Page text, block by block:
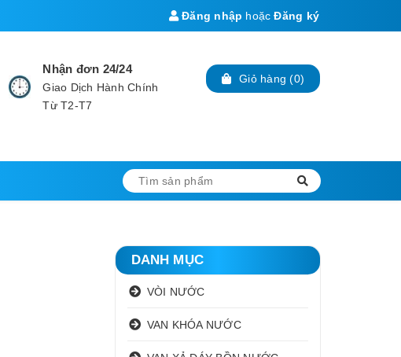
Đăng nhập hoặc Đăng ký
Nhận đơn 24/24
Giao Dịch Hành Chính
Từ T2-T7
Giỏ hàng (0)
DANH MỤC
VÒI NƯỚC
VAN KHÓA NƯỚC